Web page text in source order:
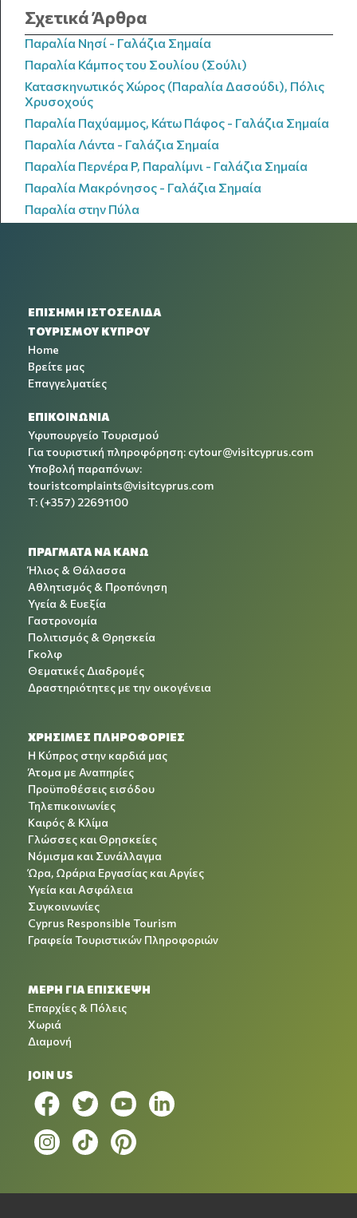
Σχετικά Άρθρα
Παραλία Νησί - Γαλάζια Σημαία
Παραλία Κάμπος του Σουλίου (Σούλι)
Κατασκηνωτικός Χώρος (Παραλία Δασούδι), Πόλις
Χρυσοχούς
Παραλία Παχύαμμος, Κάτω Πάφος - Γαλάζια Σημαία
Παραλία Λάντα - Γαλάζια Σημαία
Παραλία Περνέρα P, Παραλίμνι - Γαλάζια Σημαία
Παραλία Μακρόνησος - Γαλάζια Σημαία
Παραλία στην Πύλα
ΕΠΙΣΗΜΗ ΙΣΤΟΣΕΛΙΔΑ
ΤΟΥΡΙΣΜΟΥ ΚΥΠΡΟΥ
Home
Βρείτε μας
Επαγγελματίες
ΕΠΙΚΟΙΝΩΝΙΑ
Υφυπουργείο Τουρισμού
Για τουριστική πληροφόρηση: cytour@visitcyprus.com
Υποβολή παραπόνων:
touristcomplaints@visitcyprus.com
T: (+357) 22691100
ΠΡΑΓΜΑΤΑ ΝΑ ΚΑΝΩ
Ήλιος & Θάλασσα
Αθλητισμός & Προπόνηση
Υγεία & Ευεξία
Γαστρονομία
Πολιτισμός & Θρησκεία
Γκολφ
Θεματικές Διαδρομές
Δραστηριότητες με την οικογένεια
ΧΡΉΣΙΜΕΣ ΠΛΗΡΟΦΟΡΊΕΣ
Η Κύπρος στην καρδιά μας
Άτομα με Αναπηρίες
Προϋποθέσεις εισόδου
Τηλεπικοινωνίες
Καιρός & Κλίμα
Γλώσσες και Θρησκείες
Νόμισμα και Συνάλλαγμα
Ώρα, Ωράρια Εργασίας και Αργίες
Υγεία και Ασφάλεια
Συγκοινωνίες
Cyprus Responsible Tourism
Γραφεία Τουριστικών Πληροφοριών
ΜΕΡΗ ΓΙΑ ΕΠΙΣΚΕΨΗ
Επαρχίες & Πόλεις
Χωριά
Διαμονή
JOIN US